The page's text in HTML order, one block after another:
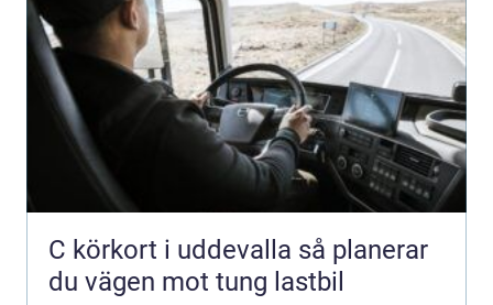
C körkort i uddevalla så planerar
du vägen mot tung lastbil